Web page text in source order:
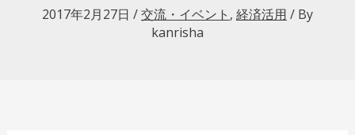
2017年2月27日 /交流・イベント , 経済活用 / By
kanrisha